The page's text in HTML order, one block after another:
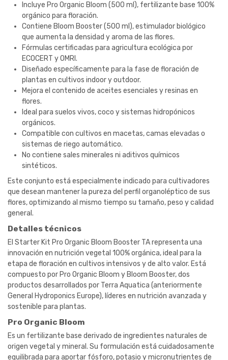
Incluye Pro Organic Bloom (500 ml), fertilizante base 100%
orgánico para floración.
Contiene Bloom Booster (500 ml), estimulador biológico
que aumenta la densidad y aroma de las flores.
Fórmulas certificadas para agricultura ecológica por
ECOCERT y OMRI.
Diseñado específicamente para la fase de floración de
plantas en cultivos indoor y outdoor.
Mejora el contenido de aceites esenciales y resinas en
flores.
Ideal para suelos vivos, coco y sistemas hidropónicos
orgánicos.
Compatible con cultivos en macetas, camas elevadas o
sistemas de riego automático.
No contiene sales minerales ni aditivos químicos
sintéticos.
Este conjunto está especialmente indicado para cultivadores
que desean mantener la pureza del perfil organoléptico de sus
flores, optimizando al mismo tiempo su tamaño, peso y calidad
general.
Detalles técnicos
El Starter Kit Pro Organic Bloom Booster TA representa una
innovación en nutrición vegetal 100% orgánica, ideal para la
etapa de floración en cultivos intensivos y de alto valor. Está
compuesto por Pro Organic Bloom y Bloom Booster, dos
productos desarrollados por Terra Aquatica (anteriormente
General Hydroponics Europe), líderes en nutrición avanzada y
sostenible para plantas.
Pro Organic Bloom
Es un fertilizante base derivado de ingredientes naturales de
origen vegetal y mineral. Su formulación está cuidadosamente
equilibrada para aportar fósforo, potasio y micronutrientes de